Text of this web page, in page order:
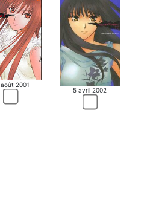
2001
5 avril 2002